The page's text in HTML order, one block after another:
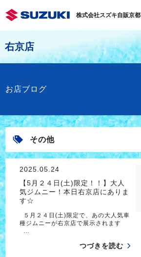
株式会社スズキ自販京都
右京店
お店ブログ
その他
2025.05.24
【5月２４日(土)限定！！】大人
気ジムニー！本日右京店にありま
す☆
５月２４日(土)限定で、あの大人気車
種ジムニーが右京店で展示されます
…
つづきを読む